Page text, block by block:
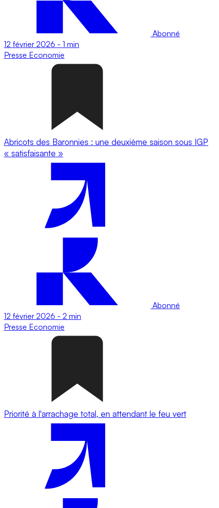
Abonné
12 février 2026 - 1 min
Presse Economie
Abricots des Baronnies : une deuxième saison sous IGP
« satisfaisante »
Abonné
12 février 2026 - 2 min
Presse Economie
Priorité à l'arrachage total, en attendant le feu vert